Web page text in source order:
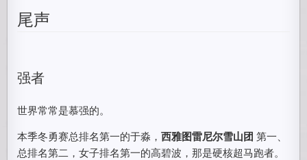
尾声
强者
世界常常是慕强的。
本季冬勇赛总排名第一的于淼，西雅图雷尼尔雪山团 第一、
总排名第二，女子排名第一的高碧波，那是硬核超马跑者。